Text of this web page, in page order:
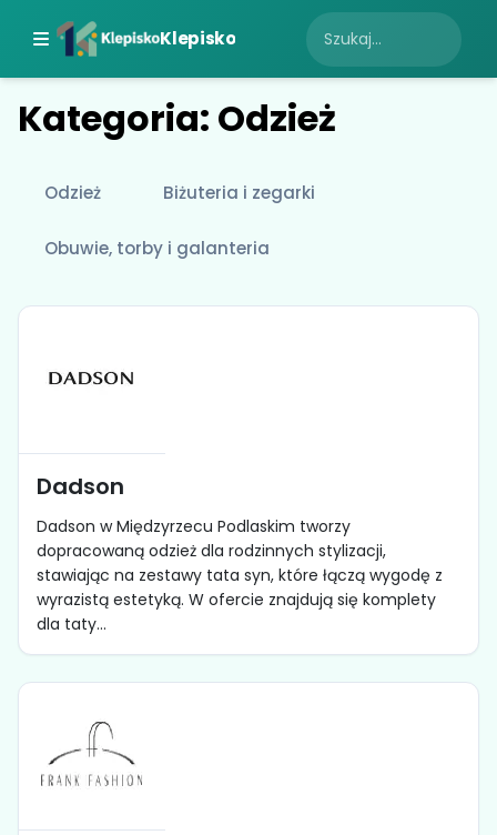
Klepisko
Kategoria: Odzież
Odzież Biżuteria i zegarki
Obuwie, torby i galanteria
Dadson
Dadson w Międzyrzecu Podlaskim tworzy
dopracowaną odzież dla rodzinnych stylizacji,
stawiając na zestawy tata syn, które łączą wygodę z
wyrazistą estetyką. W ofercie znajdują się komplety
dla taty...